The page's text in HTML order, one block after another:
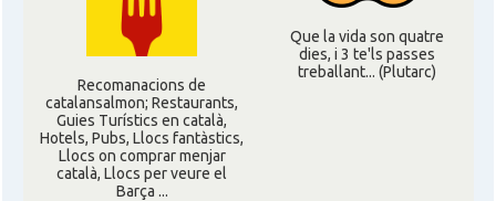
Recomanacions de
catalansalmon; Restaurants,
Guies Turístics en català,
Hotels, Pubs, Llocs fantàstics,
Llocs on comprar menjar
català, Llocs per veure el
Barça ...
Que la vida son quatre
dies, i 3 te'ls passes
treballant... (Plutarc)